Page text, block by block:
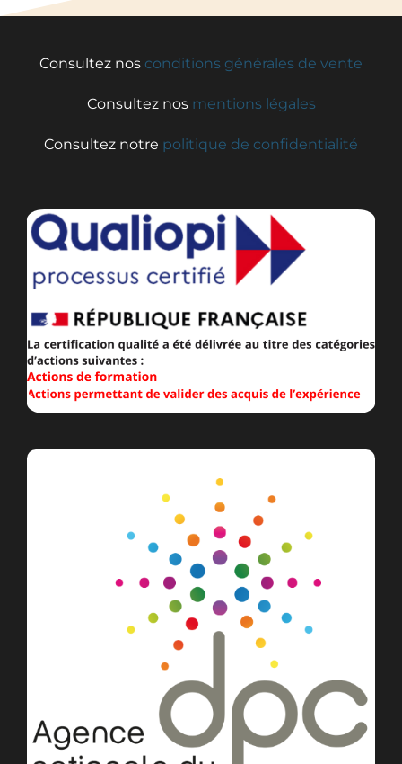
Consultez nos conditions générales de vente
Consultez nos mentions légales
Consultez notre politique de confidentialité